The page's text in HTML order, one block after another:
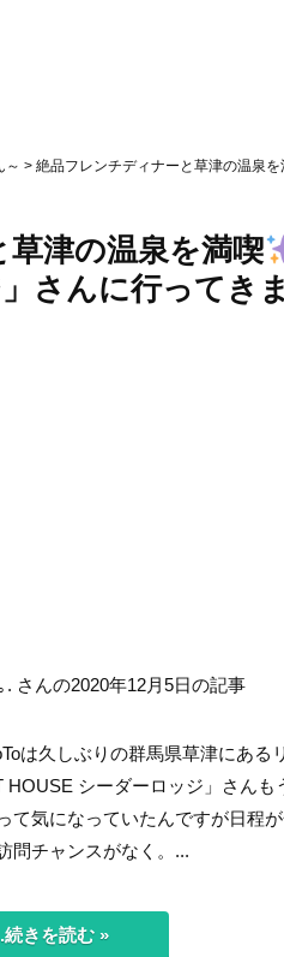
～ > 絶品フレンチディナーと草津の温泉を
津の温泉を満喫
さんに行ってき
さんの2020年12月5日の記事
は久しぶりの群馬県草津にある
HOUSE シーダーロッジ」さんも
て気になっていたんですが日程
問チャンスがなく。...
続きを読む »